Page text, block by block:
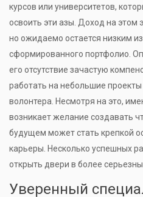
курсов или университетов,
освоить эти азы. Доход на этом
но ожидаемо остается низким
сформированного портфолио.
его отсутствие зачастую
работать на небольшие
волонтера. Несмотря на это,
возникает желание создавать
будущем может стать крепкой
карьеры. Несколько успешных
открыть двери в более
Уверенный